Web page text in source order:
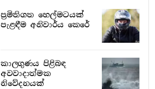
ප්‍රමිතිගත හෙල්මටයක්
පැළඳීම අනිවාර්ය කෙරේ
කාලගුණය පිළිබඳ
අවවාදාත්මක
නිවේදනයක්